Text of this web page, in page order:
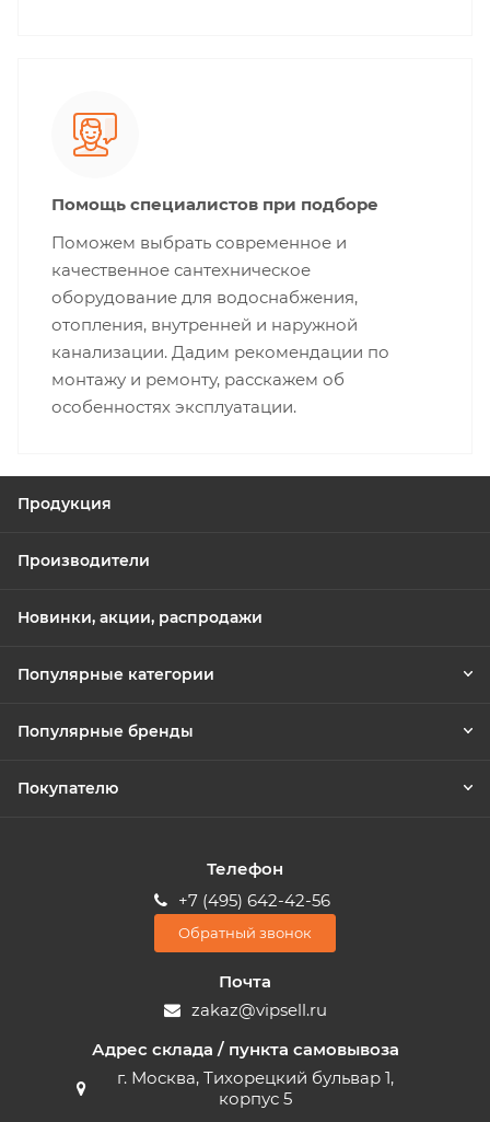
Помощь специалистов при подборе
Поможем выбрать современное и
качественное сантехническое
оборудование для водоснабжения,
отопления, внутренней и наружной
канализации. Дадим рекомендации по
монтажу и ремонту, расскажем об
особенностях эксплуатации.
Продукция
Производители
Новинки, акции, распродажи
Популярные категории
Популярные бренды
Покупателю
Телефон
+7 (495) 642-42-56
Обратный звонок
Почта
zakaz@vipsell.ru
Адрес склада / пункта самовывоза
г. Москва, Тихорецкий бульвар 1,
корпус 5